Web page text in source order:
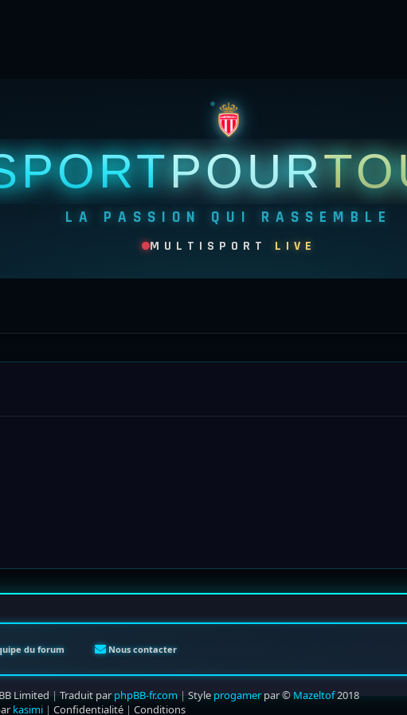
POUR
LA PASSION QUI RASSEMBLE
MULTISPORT LIVE
du forum Nous contacter
Limited | Traduit parphpBB-fr.com | Style progamerpar © Mazeltof2018
kasimi| Confidentialité| Conditions